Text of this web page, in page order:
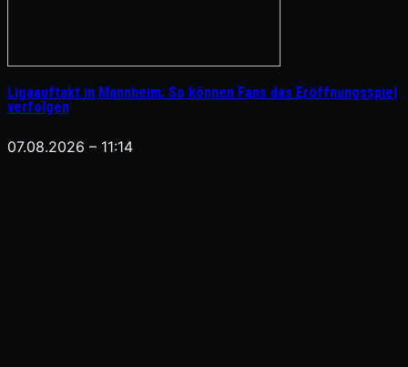
Ligaauftakt in Mannheim: So können Fans das Eröffnungsspiel
verfolgen
07.08.2026 – 11:14